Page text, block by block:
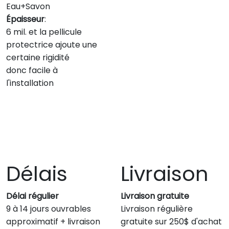
Eau+Savon
Épaisseur:
6 mil. et la pellicule
protectrice ajoute une
certaine rigidité
donc facile à
l'installation
Délais
Délai régulier
9 à 14 jours ouvrables
approximatif + livraison
Livraison
Livraison gratuite
Livraison régulière
gratuite sur 250$ d'achat